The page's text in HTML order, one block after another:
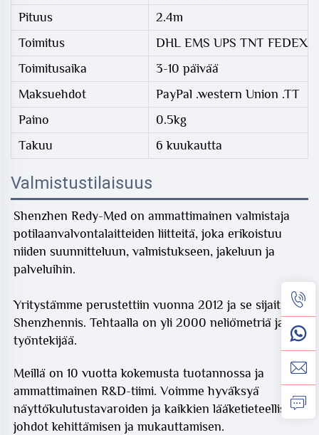
Pituus
2.4m
Toimitus
DHL EMS UPS TNT FEDEX
Toimitusaika
3-10 päivää
Maksuehdot
PayPal .western Union .TT
Paino
0.5kg
Takuu
6 kuukautta
Valmistustilaisuus
Shenzhen Redy-Med on ammattimainen valmistaja
potilaanvalvontalaitteiden liitteitä, joka erikoistuu
niiden suunnitteluun, valmistukseen, jakeluun ja
palveluihin.
Yritystämme perustettiin vuonna 2012 ja se sijaitsee
Shenzhennis. Tehtaalla on yli 2000 neliömetriä ja 60
työntekijää.
Meillä on 10 vuotta kokemusta tuotannossa ja
ammattimainen R&D-tiimi. Voimme hyväksyä
näyttökulutustavaroiden ja kaikkien lääketieteellisten
johdot kehittämisen ja mukauttamisen.